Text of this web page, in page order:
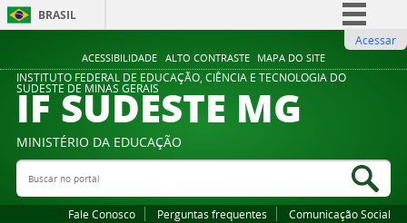
ACESSIBILIDADE ALTO CONTRASTE MAPA DO SITE
BRASIL
Comunica BR
Participe
Legislação
Acessar
INSTITUTO FEDERAL DE EDUCAÇÃO, CIÊNCIA E TECNOLOGIA DO
SUDESTE DE MINAS GERAIS
IF SUDESTE MG
MINISTÉRIO DA EDUCAÇÃO
Buscar no portal
Fale Conosco Perguntas frequentes Comunicação Social